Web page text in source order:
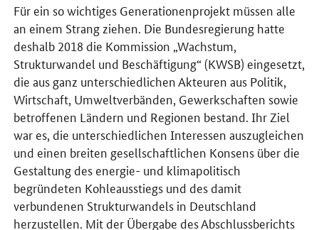
Für ein so wichtiges Generationenprojekt müssen alle
an einem Strang ziehen. Die Bundesregierung hatte
deshalb 2018 die Kommission „Wachstum,
Strukturwandel und Beschäftigung“ (KWSB) eingesetzt,
die aus ganz unterschiedlichen Akteuren aus Politik,
Wirtschaft, Umweltverbänden, Gewerkschaften sowie
betroffenen Ländern und Regionen bestand. Ihr Ziel
war es, die unterschiedlichen Interessen auszugleichen
und einen breiten gesellschaftlichen Konsens über die
Gestaltung des energie- und klimapolitisch
begründeten Kohleausstiegs und des damit
verbundenen Strukturwandels in Deutschland
herzustellen. Mit der Übergabe des Abschlussberichts